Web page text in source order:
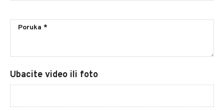
Ubacite video ili foto